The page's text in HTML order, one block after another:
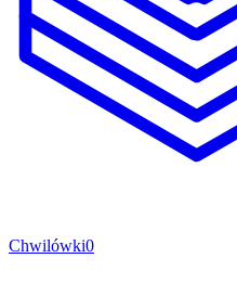
Chwilówki0